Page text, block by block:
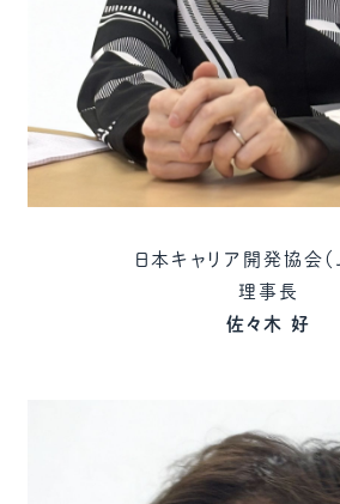
日本キャリア開発協会（
理事長
佐々木 好